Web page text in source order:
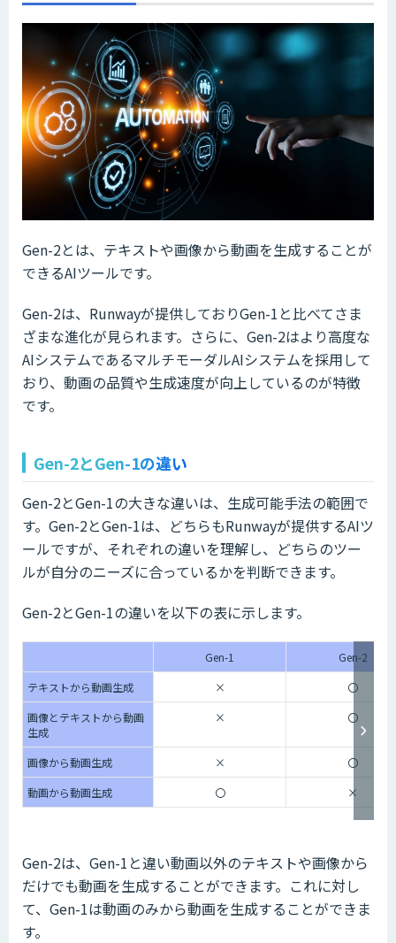
Gen-2とは、テキストや画像から動画を生成することが
できるAIツールです。
Gen-2は、Runwayが提供しておりGen-1と比べてさま
ざまな進化が見られます。さらに、Gen-2はより高度な
AIシステムであるマルチモーダルAIシステムを採用して
おり、動画の品質や生成速度が向上しているのが特徴
です。
Gen-2とGen-1の違い
Gen-2とGen-1の大きな違いは、生成可能手法の範囲で
す。Gen-2とGen-1は、どちらもRunwayが提供するAIツ
ールですが、それぞれの違いを理解し、どちらのツー
ルが自分のニーズに合っているかを判断できます。
Gen-2とGen-1の違いを以下の表に示します。
Gen-1
Gen-2
テキストから動画生成
×
〇
画像とテキストから動画
生成
× 〇
画像から動画生成 ×
〇
動画から動画生成
〇 ×
Gen-2は、Gen-1と違い動画以外のテキストや画像から
だけでも動画を生成することができます。これに対し
て、Gen-1は動画のみから動画を生成することができま
す。